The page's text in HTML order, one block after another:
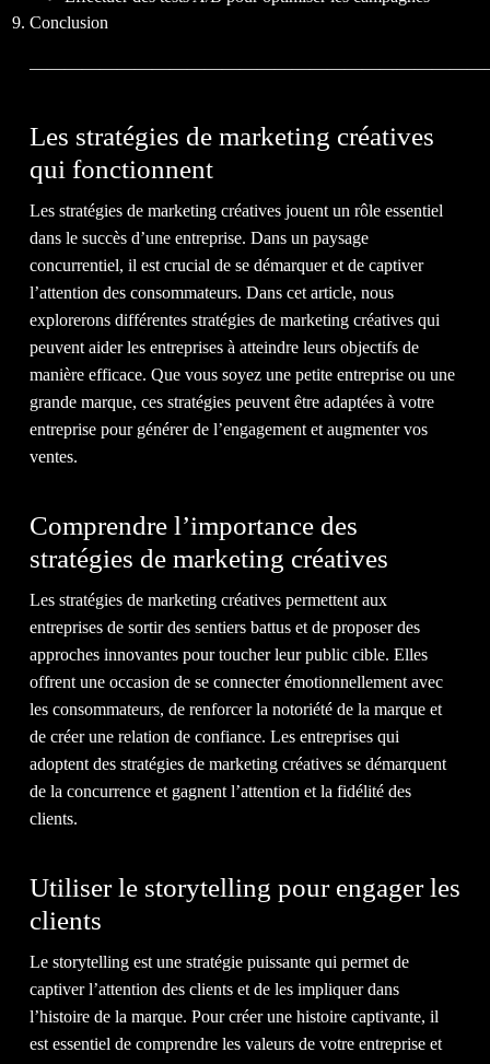
Conclusion
Les stratégies de marketing créatives
qui fonctionnent
Les stratégies de marketing créatives jouent un rôle essentiel
dans le succès d’une entreprise. Dans un paysage
concurrentiel, il est crucial de se démarquer et de captiver
l’attention des consommateurs. Dans cet article, nous
explorerons différentes stratégies de marketing créatives qui
peuvent aider les entreprises à atteindre leurs objectifs de
manière efficace. Que vous soyez une petite entreprise ou une
grande marque, ces stratégies peuvent être adaptées à votre
entreprise pour générer de l’engagement et augmenter vos
ventes.
Comprendre l’importance des
stratégies de marketing créatives
Les stratégies de marketing créatives permettent aux
entreprises de sortir des sentiers battus et de proposer des
approches innovantes pour toucher leur public cible. Elles
offrent une occasion de se connecter émotionnellement avec
les consommateurs, de renforcer la notoriété de la marque et
de créer une relation de confiance. Les entreprises qui
adoptent des stratégies de marketing créatives se démarquent
de la concurrence et gagnent l’attention et la fidélité des
clients.
Utiliser le storytelling pour engager les
clients
Le storytelling est une stratégie puissante qui permet de
captiver l’attention des clients et de les impliquer dans
l’histoire de la marque. Pour créer une histoire captivante, il
est essentiel de comprendre les valeurs de votre entreprise et